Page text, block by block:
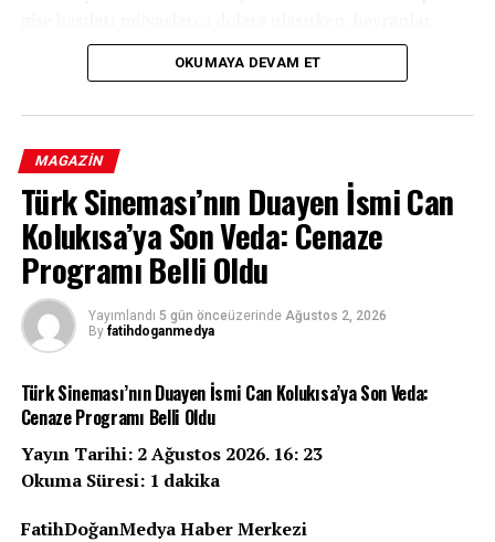
şimdiden sonraki film için heyecanlanmaya başladı.
OKUMAYA DEVAM ET
MAGAZIN
Türk Sineması’nın Duayen İsmi Can
Kolukısa’ya Son Veda: Cenaze
Programı Belli Oldu
Yayımlandı 5 gün önceüzerinde Ağustos 2, 2026
By fatihdoganmedya
Türk Sineması’nın Duayen İsmi Can Kolukısa’ya Son Veda:
Cenaze Programı Belli Oldu
Yayın Tarihi: 2 Ağustos 2026. 16: 23
Okuma Süresi: 1 dakika
FatihDoğanMedya Haber Merkezi